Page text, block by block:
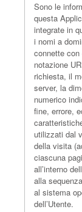
Sono le
questa
integrate in
i nomi a
connette
notazione
richiesta, il
server, la
numerico
fine, errore,
utilizzati dal
della visita
ciascuna
all’interno
alla
al sistema
dell’Utente.